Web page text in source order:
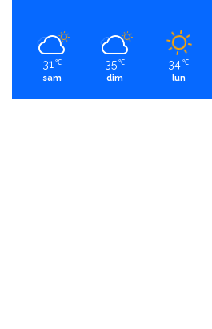
31 ℃
sam
35 ℃
dim
34 ℃
lun